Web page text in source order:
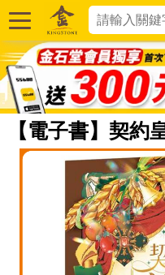
【電子書】契約